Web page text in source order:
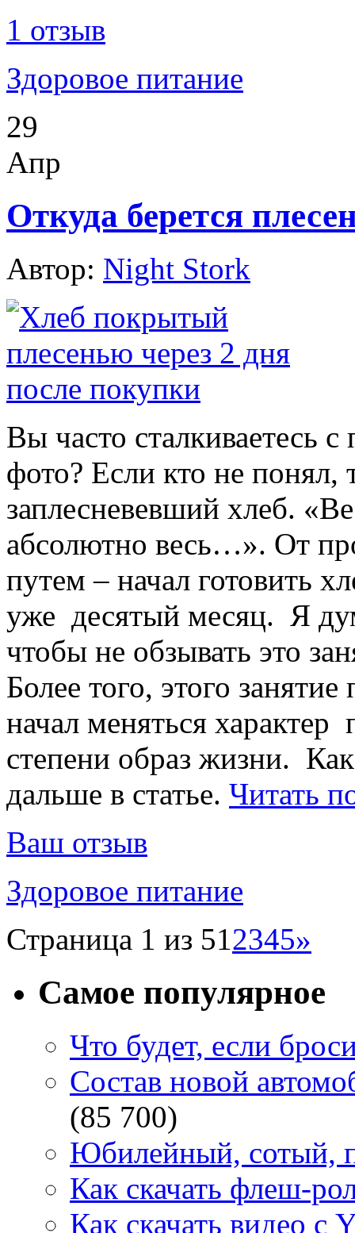
1 отзыв
Здоровое питание
29
Апр
Откуда берется
Автор: Night Stork
Вы часто сталкиваетесь
фото? Если кто не понял,
заплесневевший хлеб.
абсолютно весь…». От
путем – начал готовить
уже десятый месяц. Я
чтобы не обзывать это
Более того, этого
начал меняться
степени образ жизни.
дальше в статье. Читать
Ваш отзыв
Здоровое питание
Страница 1 из 512345»
Самое популярное
Что будет, если
Состав новой
(85 700)
Юбилейный, сотый,
Как скачать флеш-
Как скачать видео с